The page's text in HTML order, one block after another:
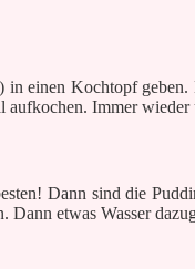
einen Kochtopf
Immer
Dann sind die
etwas Wasser